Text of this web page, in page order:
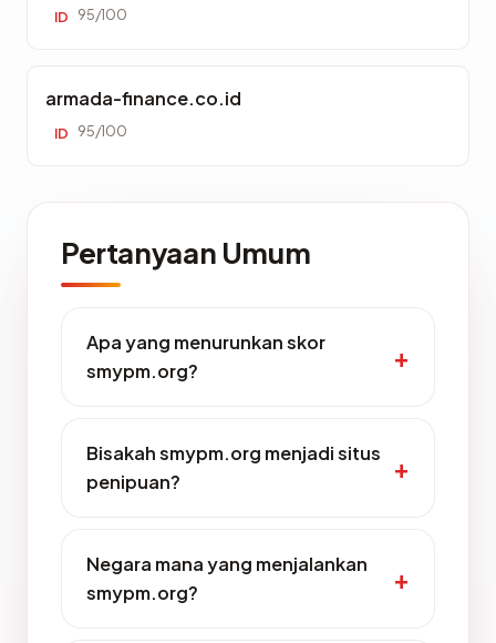
ID 95/100
armada-finance.co.id
ID 95/100
Pertanyaan Umum
Apa yang menurunkan skor
smypm.org?
Bisakah smypm.org menjadi situs
penipuan?
Negara mana yang menjalankan
smypm.org?